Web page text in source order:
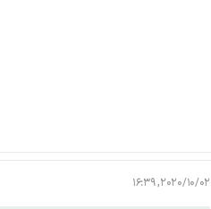
2020/10/02, 16:39